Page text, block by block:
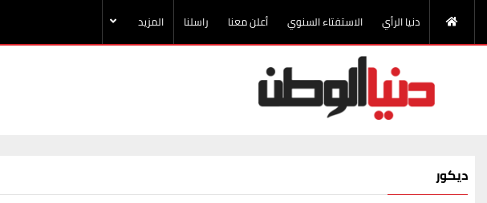
دنيا الرأي الاستفتاء السنوي أعلن معنا راسلنا المزيد
ديكور